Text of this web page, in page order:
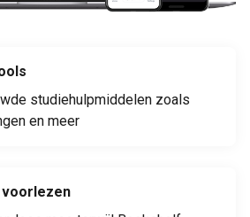
studiehulpmiddelen zoals
en meer
voorlezen